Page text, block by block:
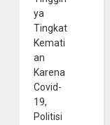
ya
Tingkat
Kemati
an
Karena
Covid-
19,
Politisi